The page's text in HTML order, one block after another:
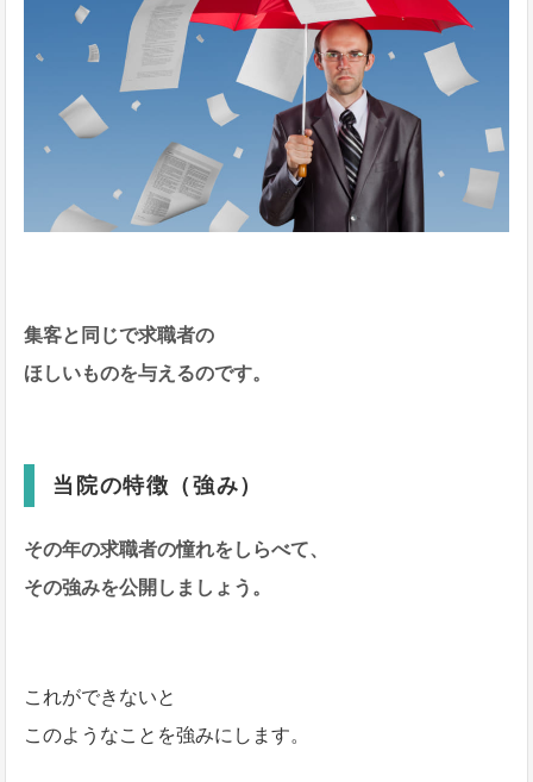
集客と同じで求職者の
ほしいものを与えるのです。
当院の特徴（強み）
その年の求職者の憧れをしらべて、
その強みを公開しましょう。
これができないと
このようなことを強みにします。